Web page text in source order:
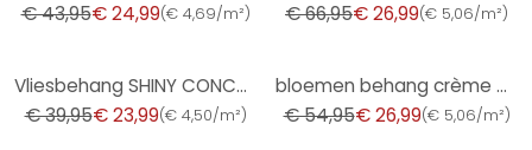
€ 43,95€ 24,99(€ 4,69/m²)
€ 66,95€ 26,99(€ 5,06/m²)
Vliesbehang SHINY CONCRETE Elle Decoration 4, blauw
€ 39,95€ 23,99(€ 4,50/m²)
bloemen behang crème groen - vliesbehang landelijke stijl A.S. Création - mat en licht gestructureer
€ 54,95€ 26,99(€ 5,06/m²)